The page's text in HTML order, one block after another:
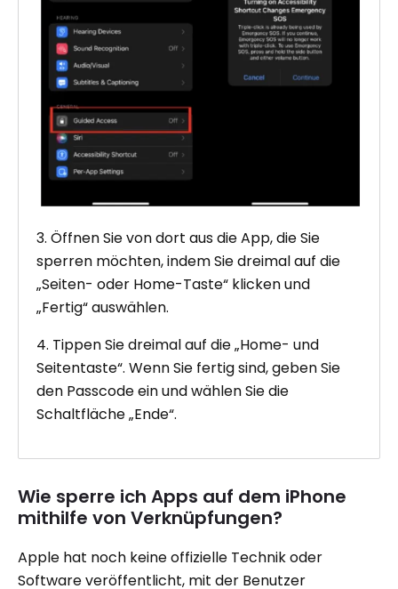
3. Öffnen Sie von dort aus die App, die Sie
sperren möchten, indem Sie dreimal auf die
„Seiten- oder Home-Taste“ klicken und
„Fertig“ auswählen.
4. Tippen Sie dreimal auf die „Home- und
Seitentaste“. Wenn Sie fertig sind, geben Sie
den Passcode ein und wählen Sie die
Schaltfläche „Ende“.
Wie sperre ich Apps auf dem iPhone
mithilfe von Verknüpfungen?
Apple hat noch keine offizielle Technik oder
Software veröffentlicht, mit der Benutzer